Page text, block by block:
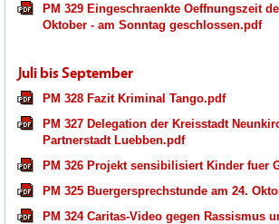
PM 329 Eingeschraenkte Oeffnungszeit
Oktober - am Sonntag geschlossen.pdf
Juli bis September
PM 328 Fazit Kriminal Tango.pdf
PM 327 Delegation der Kreisstadt
Partnerstadt Luebben.pdf
PM 326 Projekt sensibilisiert Kinder fuer
PM 325 Buergersprechstunde am 24.
PM 324 Caritas-Video gegen Rassismus